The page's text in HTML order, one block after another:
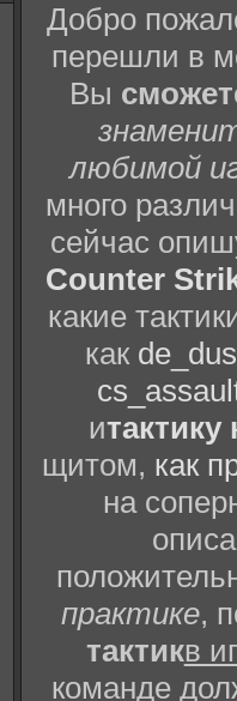
Добро
перешли в
Вы
любимой
много
сейчас
Counter
какие
как
итактику
щитом, как
на
практике,
тактикв
команде